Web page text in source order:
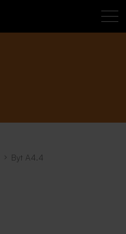
Byt A4.4